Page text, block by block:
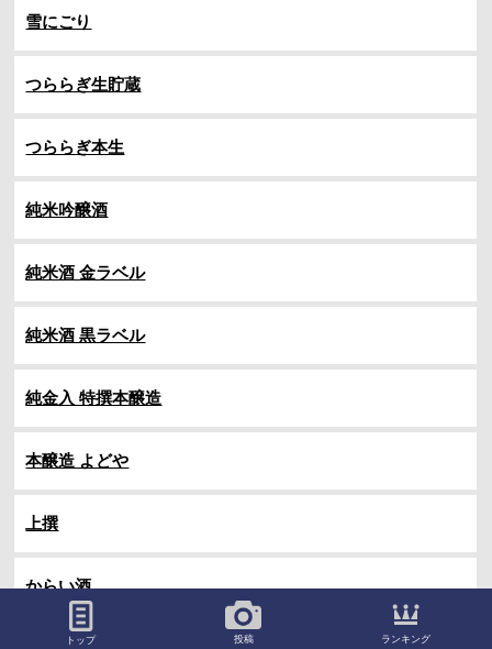
雪にごり
つららぎ生貯蔵
つららぎ本生
純米吟醸酒
純米酒 金ラベル
純米酒 黒ラベル
純金入 特撰本醸造
本醸造 よどや
上撰
からい酒
トップ 投稿 ランキング